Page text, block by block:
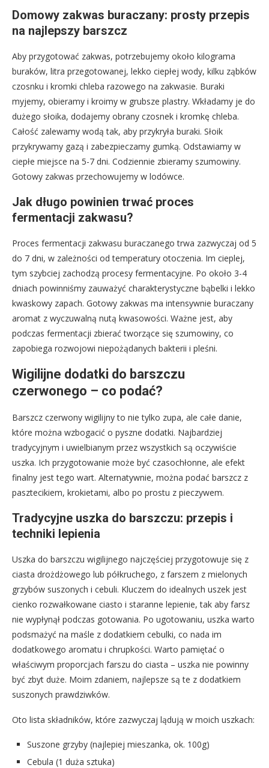
Domowy zakwas buraczany: prosty przepis
na najlepszy barszcz
Aby przygotować zakwas, potrzebujemy około kilograma
buraków, litra przegotowanej, lekko ciepłej wody, kilku ząbków
czosnku i kromki chleba razowego na zakwasie. Buraki
myjemy, obieramy i kroimy w grubsze plastry. Wkładamy je do
dużego słoika, dodajemy obrany czosnek i kromkę chleba.
Całość zalewamy wodą tak, aby przykryła buraki. Słoik
przykrywamy gazą i zabezpieczamy gumką. Odstawiamy w
ciepłe miejsce na 5-7 dni. Codziennie zbieramy szumowiny.
Gotowy zakwas przechowujemy w lodówce.
Jak długo powinien trwać proces
fermentacji zakwasu?
Proces fermentacji zakwasu buraczanego trwa zazwyczaj od 5
do 7 dni, w zależności od temperatury otoczenia. Im cieplej,
tym szybciej zachodzą procesy fermentacyjne. Po około 3-4
dniach powinniśmy zauważyć charakterystyczne bąbelki i lekko
kwaskowy zapach. Gotowy zakwas ma intensywnie buraczany
aromat z wyczuwalną nutą kwasowości. Ważne jest, aby
podczas fermentacji zbierać tworzące się szumowiny, co
zapobiega rozwojowi niepożądanych bakterii i pleśni.
Wigilijne dodatki do barszczu
czerwonego – co podać?
Barszcz czerwony wigilijny to nie tylko zupa, ale całe danie,
które można wzbogacić o pyszne dodatki. Najbardziej
tradycyjnym i uwielbianym przez wszystkich są oczywiście
uszka. Ich przygotowanie może być czasochłonne, ale efekt
finalny jest tego wart. Alternatywnie, można podać barszcz z
pasztecikiem, krokietami, albo po prostu z pieczywem.
Tradycyjne uszka do barszczu: przepis i
techniki lepienia
Uszka do barszczu wigilijnego najczęściej przygotowuje się z
ciasta drożdżowego lub półkruchego, z farszem z mielonych
grzybów suszonych i cebuli. Kluczem do idealnych uszek jest
cienko rozwałkowane ciasto i staranne lepienie, tak aby farsz
nie wypłynął podczas gotowania. Po ugotowaniu, uszka warto
podsmażyć na maśle z dodatkiem cebulki, co nada im
dodatkowego aromatu i chrupkości. Warto pamiętać o
właściwym proporcjach farszu do ciasta – uszka nie powinny
być zbyt duże. Moim zdaniem, najlepsze są te z dodatkiem
suszonych prawdziwków.
Oto lista składników, które zazwyczaj lądują w moich uszkach:
Suszone grzyby (najlepiej mieszanka, ok. 100g)
Cebula (1 duża sztuka)